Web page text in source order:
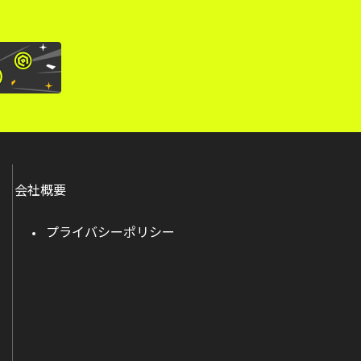
会社概要
プライバシーポリシー